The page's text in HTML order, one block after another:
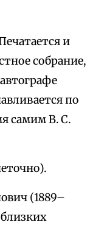
и
собрание,
по
самим В. С.
(1889–